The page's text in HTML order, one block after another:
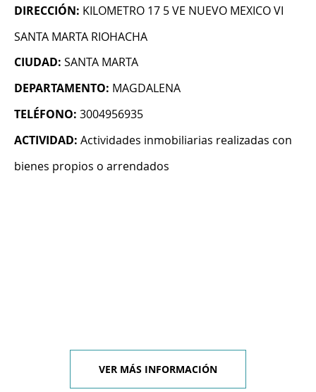
DIRECCIÓN: KILOMETRO 17 5 VE NUEVO MEXICO VI
SANTA MARTA RIOHACHA
CIUDAD: SANTA MARTA
DEPARTAMENTO: MAGDALENA
TELÉFONO: 3004956935
ACTIVIDAD: Actividades inmobiliarias realizadas con
bienes propios o arrendados
VER MÁS INFORMACIÓN